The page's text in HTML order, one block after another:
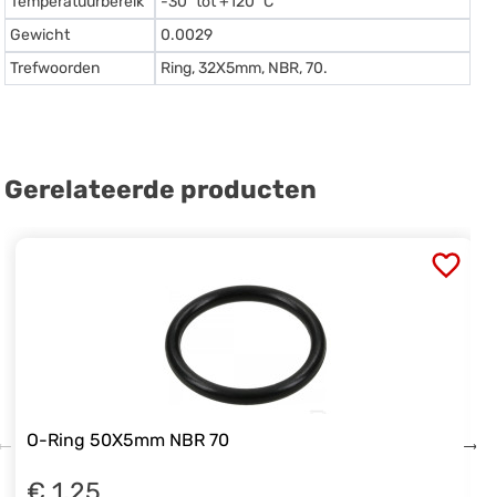
Gewicht
0.0029
Trefwoorden
Ring, 32X5mm, NBR, 70.
Gerelateerde producten
O-Ring 50X5mm NBR 70